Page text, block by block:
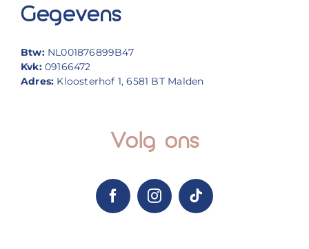
Gegevens
Btw: NL001876899B47
Kvk:09166472
Adres: Kloosterhof 1, 6581 BT Malden
Volg ons